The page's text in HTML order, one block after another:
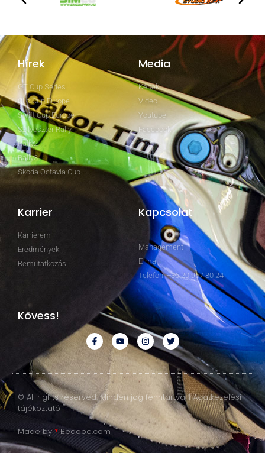
Hírek
GT Cup Series
Clio Cup Europe
Swift Cup Europe
Szilveszter Rally
Rally2
Rally3
Skoda Octavia Cup
Media
Képek
Video
Youtube
Facebook
Karrier
Karrierem
Eredmények
Bemutatkozás
Kapcsolat
Management
E-mail
Telefon: +36 20 967 80 24
Kövess!
© All rights reserved. Minden jog fenntartva. | Adatkezelési
tájékoztató
Made by *Bedooo.com